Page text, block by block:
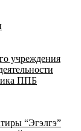
учреждения
ППБ
“Эгэлгэ”